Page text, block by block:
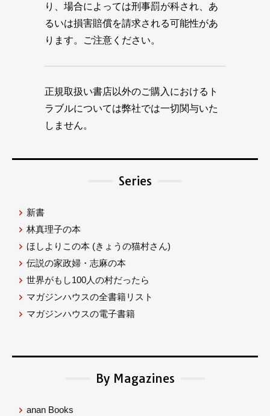
り、場合によっては刑事罰が科され、あ
るいは損害賠償を請求される可能性があ
ります。ご注意ください。
正規取扱い書店以外のご購入におけるト
ラブルについては弊社では一切関与いた
しません。
Series
新書
林真理子の本
ほしよりこの本 (きょうの猫村さん)
伝説の家政婦・志麻の本
世界がもし100人の村だったら
マガジンハウスの全書籍リスト
マガジンハウスの電子書籍
By Magazines
anan Books